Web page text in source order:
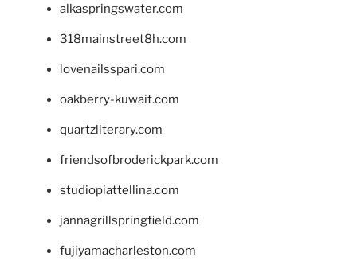
alkaspringswater.com
318mainstreet8h.com
lovenailsspari.com
oakberry-kuwait.com
quartzliterary.com
friendsofbroderickpark.com
studiopiattellina.com
jannagrillspringfield.com
fujiyamacharleston.com